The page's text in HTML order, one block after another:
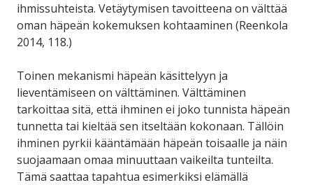
ihmissuhteista. Vetäytymisen tavoitteena on välttää
oman häpeän kokemuksen kohtaaminen (Reenkola
2014, 118.)
Toinen mekanismi häpeän käsittelyyn ja
lieventämiseen on välttäminen. Välttäminen
tarkoittaa sitä, että ihminen ei joko tunnista häpeän
tunnetta tai kieltää sen itseltään kokonaan. Tällöin
ihminen pyrkii kääntämään häpeän toisaalle ja näin
suojaamaan omaa minuuttaan vaikeilta tunteilta.
Tämä saattaa tapahtua esimerkiksi elämällä